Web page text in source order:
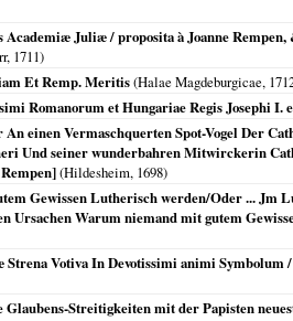
Juliæ / proposita à Joanne
1711)
Et Remp. Meritis(Halae Magdeburgicae,
Romanorum et Hungariae Regis Josephi I.
einen Vermaschquerten Spot-Vogel Der
Und seiner wunderbahren Mitwirckerin
(Hildesheim, 1698)
Gewissen Lutherisch werden/Oder ...
Ursachen Warum niemand mit gutem
Votiva In Devotissimi animi Symbolum
Streitigkeiten mit der Papisten